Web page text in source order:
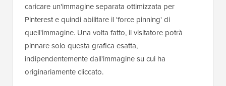
caricare un'immagine separata ottimizzata per
Pinterest e quindi abilitare il 'force pinning' di
quell'immagine. Una volta fatto, il visitatore potrà
pinnare solo questa grafica esatta,
indipendentemente dall'immagine su cui ha
originariamente cliccato.